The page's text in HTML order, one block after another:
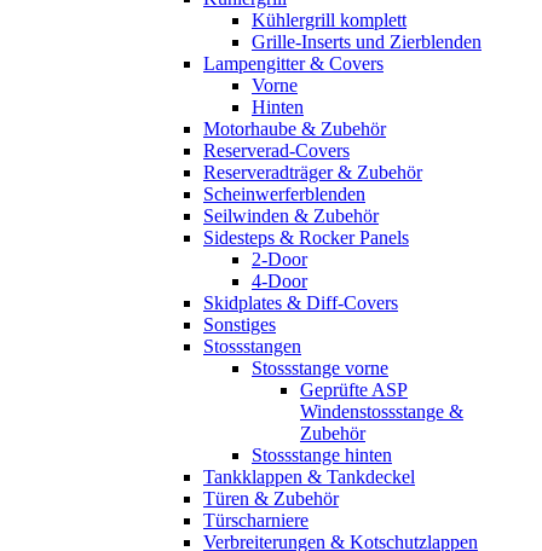
Kühlergrill komplett
Grille-Inserts und Zierblenden
Lampengitter & Covers
Vorne
Hinten
Motorhaube & Zubehör
Reserverad-Covers
Reserveradträger & Zubehör
Scheinwerferblenden
Seilwinden & Zubehör
Sidesteps & Rocker Panels
2-Door
4-Door
Skidplates & Diff-Covers
Sonstiges
Stossstangen
Stossstange vorne
Geprüfte ASP
Windenstossstange &
Zubehör
Stossstange hinten
Tankklappen & Tankdeckel
Türen & Zubehör
Türscharniere
Verbreiterungen & Kotschutzlappen